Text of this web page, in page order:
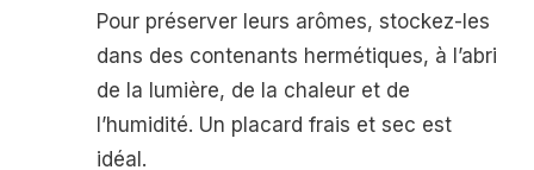
Pour préserver leurs arômes, stockez-les
dans des contenants hermétiques, à l’abri
de la lumière, de la chaleur et de
l’humidité. Un placard frais et sec est
idéal.